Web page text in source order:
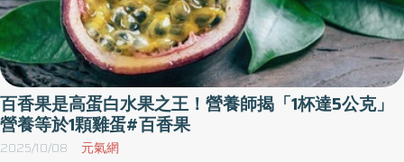
百香果是高蛋白水果之王！營養師揭「1杯達5公克」
營養等於1顆雞蛋#百香果
2025/10/08 元氣網